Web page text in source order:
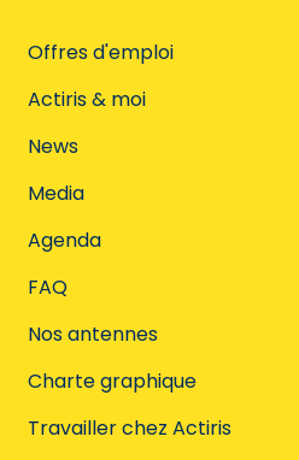
Offres d'emploi
Actiris & moi
News
Media
Agenda
FAQ
Nos antennes
Charte graphique
Travailler chez Actiris